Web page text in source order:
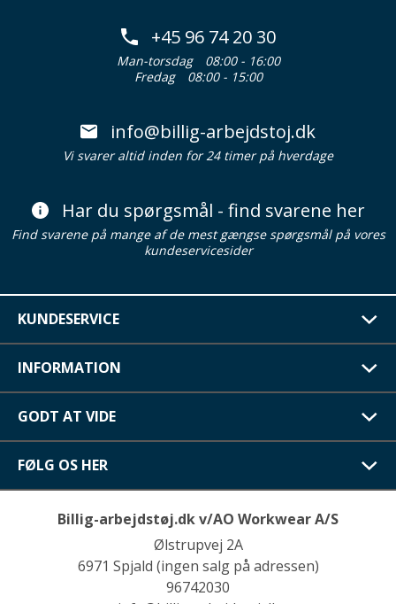
+45 96 74 20 30
Man-torsdag
08:00 - 16:00
Fredag
08:00 - 15:00
info@billig-arbejdstoj.dk
Vi svarer altid inden for 24 timer på hverdage
Har du spørgsmål - find svarene her
Find svarene på mange af de mest gængse spørgsmål på vores
kundeservicesider
KUNDESERVICE
INFORMATION
GODT AT VIDE
FØLG OS HER
Billig-arbejdstøj.dk v/AO Workwear A/S
Ølstrupvej 2A
6971 Spjald (ingen salg på adressen)
96742030